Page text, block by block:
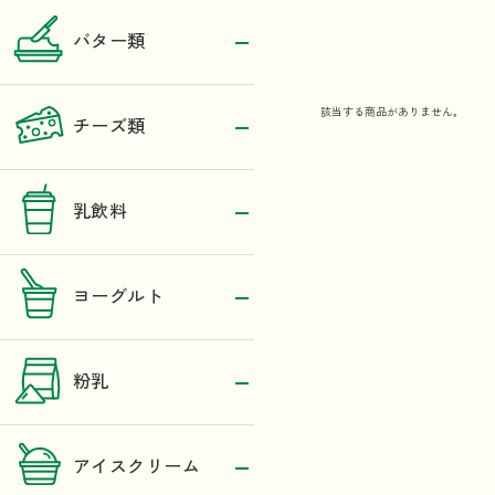
バター類
チーズ類
乳飲料
ヨーグルト
粉乳
アイスクリーム
該当する商品がありません。